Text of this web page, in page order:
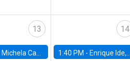
13
Michela Carlana, Harvard Kennedy School
14
1:40 PM - Enrique Ide, IESE